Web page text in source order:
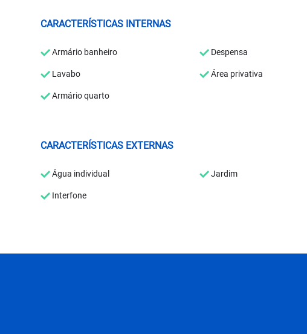
CARACTERÍSTICAS INTERNAS
Armário banheiro Despensa
Lavabo Área privativa
Armário quarto
CARACTERÍSTICAS EXTERNAS
Água individual Jardim
Interfone